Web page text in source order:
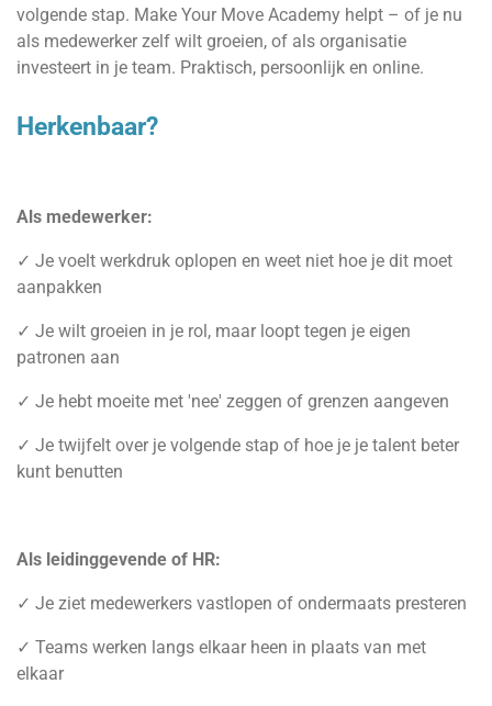
volgende stap. Make Your Move Academy helpt – of je nu
als medewerker zelf wilt groeien, of als organisatie
investeert in je team. Praktisch, persoonlijk en online.
Herkenbaar?
Als medewerker:
✓ Je voelt werkdruk oplopen en weet niet hoe je dit moet
aanpakken
✓ Je wilt groeien in je rol, maar loopt tegen je eigen
patronen aan
✓ Je hebt moeite met 'nee' zeggen of grenzen aangeven
✓ Je twijfelt over je volgende stap of hoe je je talent beter
kunt benutten
Als leidinggevende of HR:
✓ Je ziet medewerkers vastlopen of ondermaats presteren
✓ Teams werken langs elkaar heen in plaats van met
elkaar